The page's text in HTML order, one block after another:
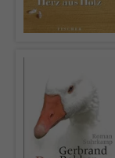
Name
Zweck